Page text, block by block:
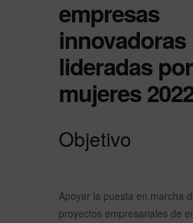
empresas
innovadoras
lideradas por
mujeres
Objetivo
Apoyar la puesta en marcha
proyectos empresariales de